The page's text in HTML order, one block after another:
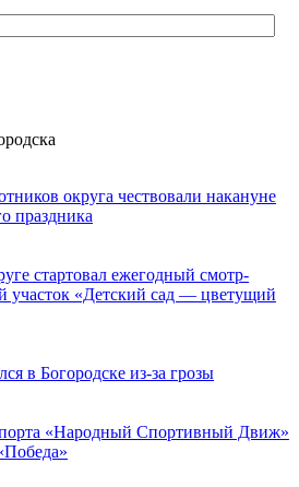
округа чествовали накануне
праздника
стартовал ежегодный смотр-
участок «Детский сад — цветущий
в Богородске из-за грозы
«Народный Спортивный Движ»